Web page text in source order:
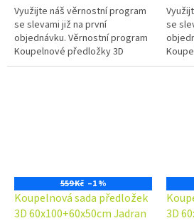
Využijte náš věrnostní program
se slevami již na první
objednávku. Věrnostní program
Koupelnové předložky 3D
okouzlí svým fototiskem,
se
559 Kč –1 %
Koupelnová sada předložek
3D 60x100+60x50cm Jadran
3D